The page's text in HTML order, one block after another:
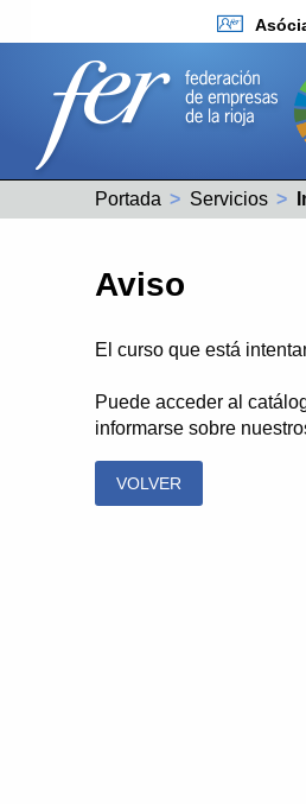
Portada Servicios
Aviso
El curso que está
Puede acceder al
informarse sobre
VOLVER